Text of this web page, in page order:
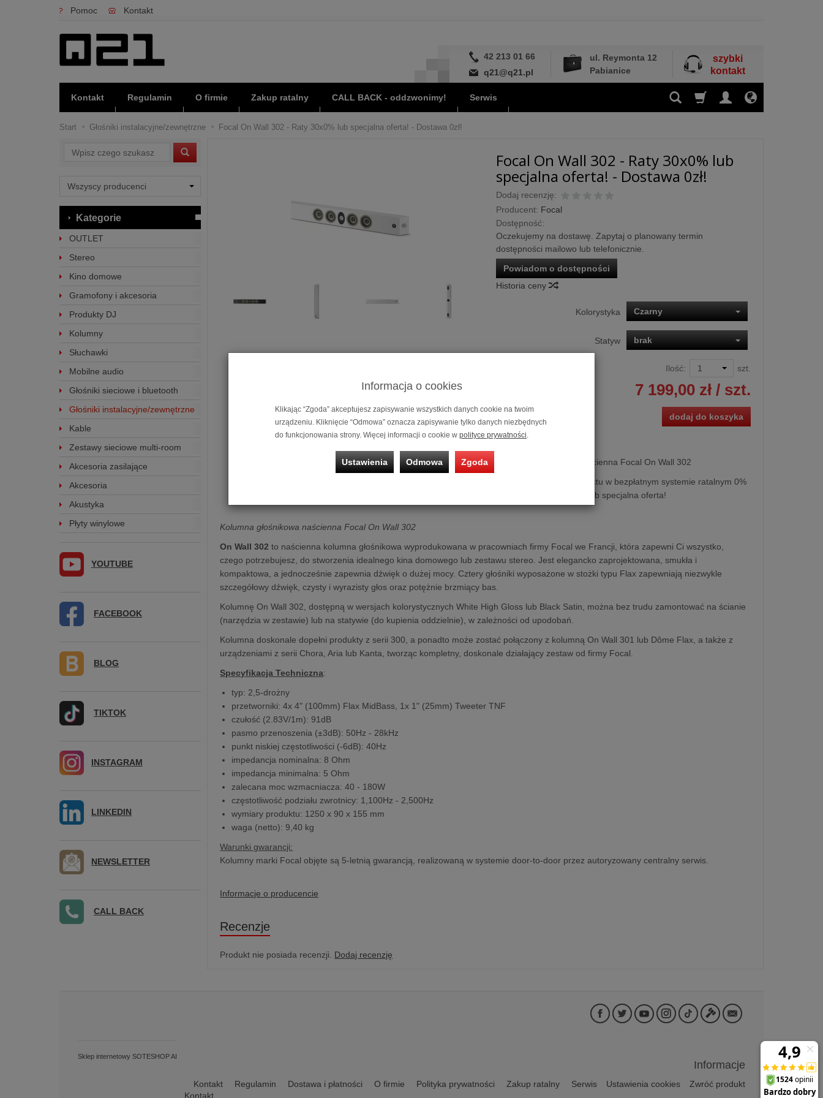
Pomoc Kontakt
42 213 01 66
q21@q21.pl
ul. Reymonta 12
Pabianice
szybki
kontakt
Kontakt Regulamin O firmie Zakup ratalny CALL BACK - oddzwonimy! Serwis
Start Głośniki instalacyjne/zewnętrzne Focal On Wall 302 - Raty 30x0% lub specjalna oferta! - Dostawa 0zł!
Focal On Wall 302 - Raty 30x0% lub
specjalna oferta! - Dostawa 0zł!
Dodaj recenzję:
Producent: Focal
Dostępność:
Oczekujemy na dostawę. Zapytaj o planowany termin
dostępności mailowo lub telefonicznie.
Powiadom o dostępności
Historia ceny
Kolorystyka Czarny
Statyw brak
Ilość: szt.
7 199,00 zł/ szt.
dodaj do koszyka
Kolumna głośnikowa naścienna Focal On Wall 302
Możliwość zakupu produktu w bezpłatnym systemie ratalnym 0%
na 10, 20 i 30 miesięcy lub specjalna oferta!
Kolumna głośnikowa naścienna Focal On Wall 302
On Wall 302 to naścienna kolumna głośnikowa wyprodukowana w pracowniach firmy Focal we Francji, która zapewni Ci wszystko,
czego potrzebujesz, do stworzenia idealnego kina domowego lub zestawu stereo. Jest elegancko zaprojektowana, smukła i
kompaktowa, a jednocześnie zapewnia dźwięk o dużej mocy. Cztery głośniki wyposażone w stożki typu Flax zapewniają niezwykle
szczegółowy dźwięk, czysty i wyrazisty głos oraz potężnie brzmiący bas.
Kolumnę On Wall 302, dostępną w wersjach kolorystycznych White High Gloss lub Black Satin, można bez trudu zamontować na ścianie
(narzędzia w zestawie) lub na statywie (do kupienia oddzielnie), w zależności od upodobań.
Kolumna doskonale dopełni produkty z serii 300, a ponadto może zostać połączony z kolumną On Wall 301 lub Dôme Flax, a także z
urządzeniami z serii Chora, Aria lub Kanta, tworząc kompletny, doskonale działający zestaw od firmy Focal.
Specyfikacja Techniczna:
typ: 2,5-drożny
przetworniki: 4x 4" (100mm) Flax MidBass, 1x 1" (25mm) Tweeter TNF
czułość (2.83V/1m): 91dB
pasmo przenoszenia (±3dB): 50Hz - 28kHz
punkt niskiej częstotliwości (-6dB): 40Hz
impedancja nominalna: 8 Ohm
impedancja minimalna: 5 Ohm
zalecana moc wzmacniacza: 40 - 180W
częstotliwość podziału zwrotnicy: 1,100Hz - 2,500Hz
wymiary produktu: 1250 x 90 x 155 mm
waga (netto): 9,40 kg
Warunki gwarancji:
Kolumny marki Focal objęte są 5-letnią gwarancją, realizowaną w systemie door-to-door przez autoryzowany centralny serwis.
Informacje o producencie
Recenzje
Produkt nie posiada recenzji. Dodaj recenzję
Wyszukaj
Kategorie
OUTLET
Stereo
Kino domowe
Gramofony i akcesoria
Produkty DJ
Kolumny
Słuchawki
Mobilne audio
Głośniki sieciowe i bluetooth
Głośniki instalacyjne/zewnętrzne
Kable
Zestawy sieciowe multi-room
Akcesoria zasilające
Akcesoria
Akustyka
Płyty winylowe
YOUTUBE
FACEBOOK
BLOG
TIKTOK
INSTAGRAM
LINKEDIN
NEWSLETTER
CALL BACK
Informacje
Kontakt Regulamin Dostawa i płatności O firmie Polityka prywatności Zakup ratalny Serwis Ustawienia cookies
Zwróć produkt
Kontakt
Sklep internetowy SOTESHOP AI
Informacja o cookies
Klikając “Zgoda” akceptujesz zapisywanie wszystkich danych cookie na twoim
urządzeniu. Kliknięcie “Odmowa” oznacza zapisywanie tylko danych niezbędnych
do funkcjonowania strony. Więcej informacji o cookie w polityce prywatności
Ustawienia Odmowa Zgoda